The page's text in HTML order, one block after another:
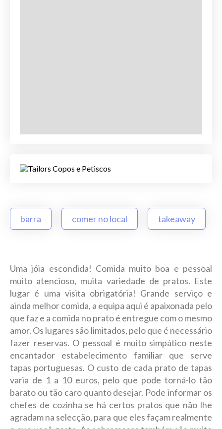
barra comer no local takeaway
Uma jóia escondida! Comida muito boa e pessoal
muito atencioso, muita variedade de pratos. Este
lugar é uma visita obrigatória! Grande serviço e
ainda melhor comida, a equipa aqui é apaixonada pelo
que faz e a comida no prato é entregue com o mesmo
amor. Os lugares são limitados, pelo que é necessário
fazer reservas. O pessoal é muito simpático neste
encantador estabelecimento familiar que serve
tapas portuguesas. O custo de cada prato de tapas
varia de 1 a 10 euros, pelo que pode torná-lo tão
barato ou tão caro quanto desejar. Pode informar os
chefes de cozinha se há certos pratos que não lhe
agradam na selecção, para que eles façam realmente